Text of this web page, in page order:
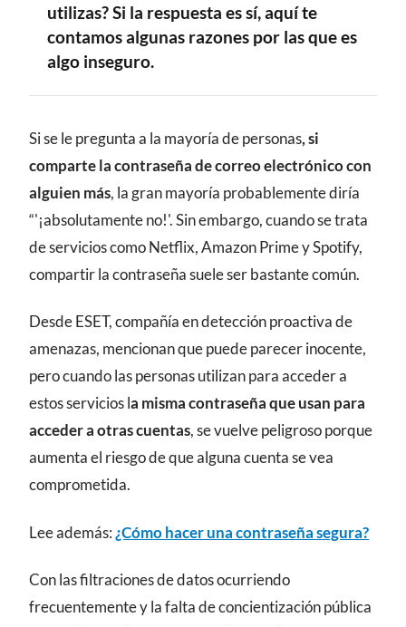
utilizas? Si la respuesta es sí, aquí te
contamos algunas razones por las que es
algo inseguro.
CONTENIDO
Si se le pregunta a la mayoría de personas, si
comparte la contraseña de correo electrónico con
alguien más, la gran mayoría probablemente diría
“'¡absolutamente no!'. Sin embargo, cuando se trata
de servicios como Netflix, Amazon Prime y Spotify,
compartir la contraseña suele ser bastante común.
Desde ESET, compañía en detección proactiva de
amenazas, mencionan que puede parecer inocente,
pero cuando las personas utilizan para acceder a
estos servicios la misma contraseña que usan para
acceder a otras cuentas, se vuelve peligroso porque
aumenta el riesgo de que alguna cuenta se vea
comprometida.
Lee además: ¿Cómo hacer una contraseña segura?
Con las filtraciones de datos ocurriendo
frecuentemente y la falta de concientización pública